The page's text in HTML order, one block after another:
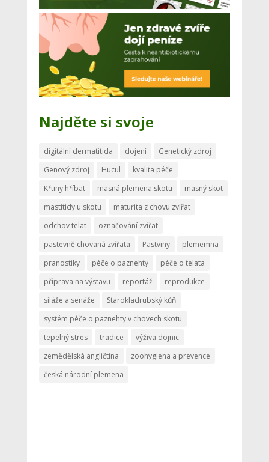
Najděte si svoje
digitální dermatitida dojení
Genetický zdroj
Genový zdroj
Hucul
kvalita péče
Křtiny hříbat
masná plemena skotu
masný skot
mastitidy u skotu
maturita z chovu zvířat
odchov telat
označování zvířat
pastevně chovaná zvířata
Pastviny
plememna
pranostiky
péče o paznehty
péče o telata
příprava na výstavu
reportáž
reprodukce
siláže a senáže
Starokladrubský kůň
systém péče o paznehty v chovech skotu
tepelný stres
tradice
výživa dojnic
zemědělská angličtina
zoohygiena a prevence
česká národní plemena